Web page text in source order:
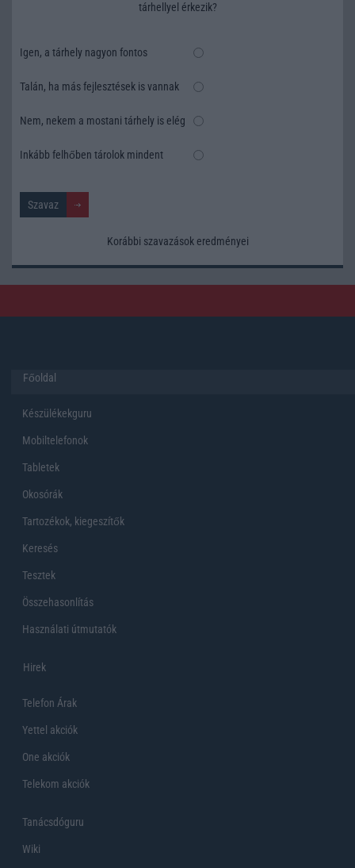
tárhellyel érkezik?
Igen, a tárhely nagyon fontos
Talán, ha más fejlesztések is vannak
Nem, nekem a mostani tárhely is elég
Inkább felhőben tárolok mindent
Korábbi szavazások eredményei
Főoldal
Készülékekguru
Mobiltelefonok
Tabletek
Okosórák
Tartozékok, kiegeszítők
Keresés
Tesztek
Összehasonlítás
Használati útmutatók
Hirek
Telefon Árak
Yettel akciók
One akciók
Telekom akciók
Tanácsdóguru
Wiki